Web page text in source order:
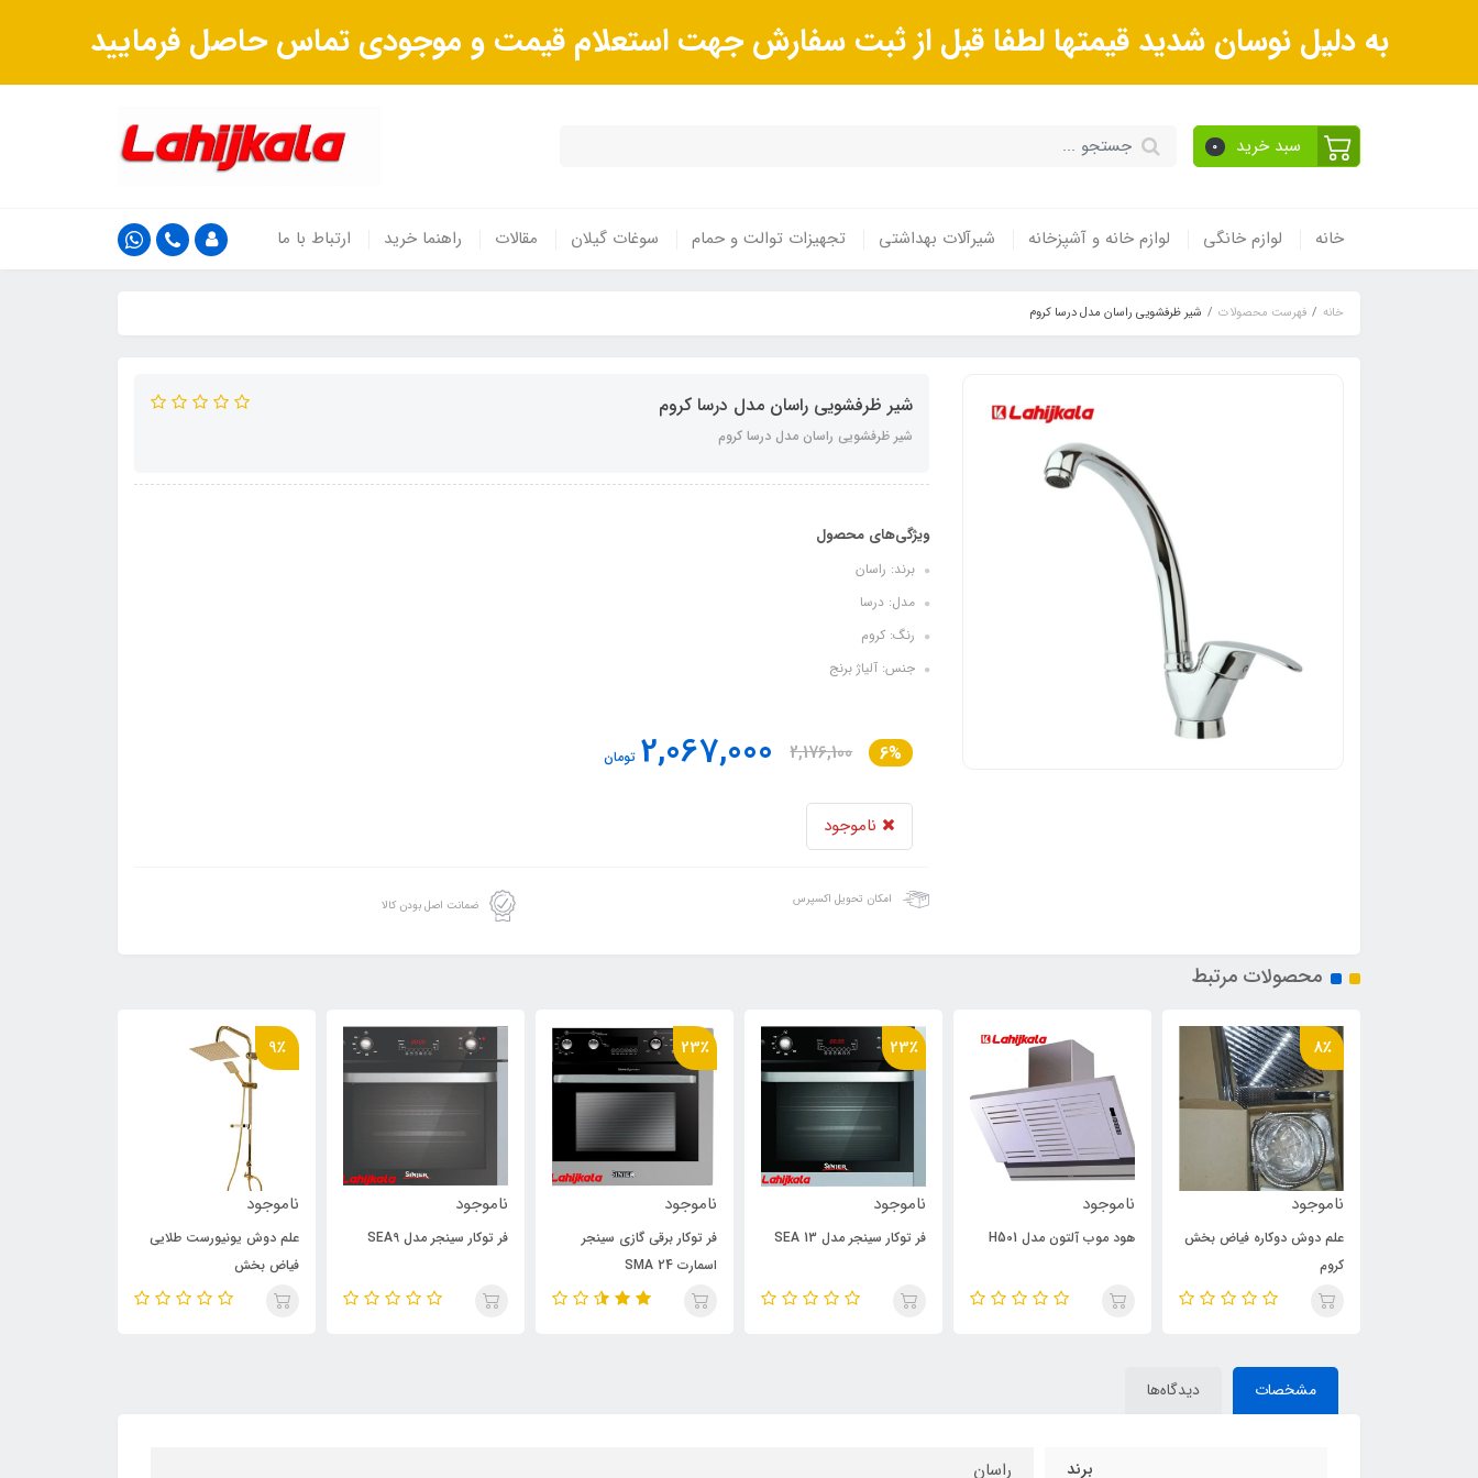
به دلیل نوسان شدید قیمتها لطفا قبل از ثبت سفارش جهت استعلام قیمت و موجودی تماس حاصل فرمایید
سبد خرید 0
خانه لوازم خانگی لوازم خانه و آشپزخانه شیرآلات بهداشتی تجهیزات توالت و حمام سوغات گیلان مقالات راهنما خرید ارتباط با ما
خانه فهرست محصولات شیر ظرفشویی راسان مدل درسا کروم
شیر ظرفشویی راسان مدل درسا کروم
شیر ظرفشویی راسان مدل درسا کروم
ویژگی‌های محصول
برند: راسان
مدل: درسا
رنگ: کروم
جنس: آلیاژ برنج
6%
2,176,100
2,067,000 تومان
ناموجود
امکان تحویل اکسپرس ضمانت اصل بودن کالا
محصولات مرتبط
8٪
ناموجود
علم دوش دوکاره فیاض بخش
کروم
ناموجود
هود موب آلتون مدل H501
23٪
ناموجود
فر توکار سینجر مدل SEA 13
23٪
ناموجود
فر توکار برقی گازی سینجر
اسمارت SMA 24
ناموجود
فر توکار سینجر مدل SEA9
9٪
ناموجود
علم دوش یونیورست طلایی
فیاض بخش
مشخصات دیدگاه‌ها
برند راسان